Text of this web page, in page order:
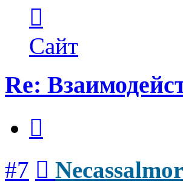
пользователя
Necassalmor
Сайт
Re:
#7 Necassalmor